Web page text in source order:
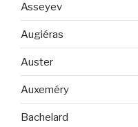
Asseyev
Augiéras
Auster
Auxeméry
Bachelard